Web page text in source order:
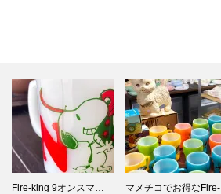
Fire-king 9オンスマ…
マメチコでお得なFire-